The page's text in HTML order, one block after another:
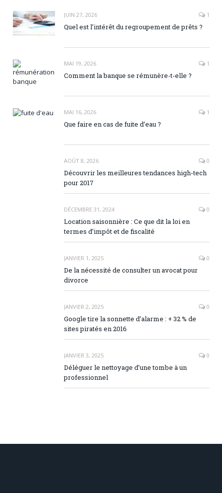
JUIN 27, 2026 1
Quel est l’intérêt du regroupement de prêts ?
MAI 19, 2026 1
Comment la banque se rémunère-t-elle ?
MAI 16, 2026 1
Que faire en cas de fuite d’eau ?
AOÛT 8, 2026 0
Découvrir les meilleures tendances high-tech
pour 2017
DÉCEMBRE 31, 2024 0
Location saisonnière : Ce que dit la loi en
termes d’impôt et de fiscalité
JANVIER 1, 2025 0
De la nécessité de consulter un avocat pour
divorce
JANVIER 2, 2025 0
Google tire la sonnette d’alarme : + 32 % de
sites piratés en 2016
JANVIER 3, 2025 0
Déléguer le nettoyage d’une tombe à un
professionnel